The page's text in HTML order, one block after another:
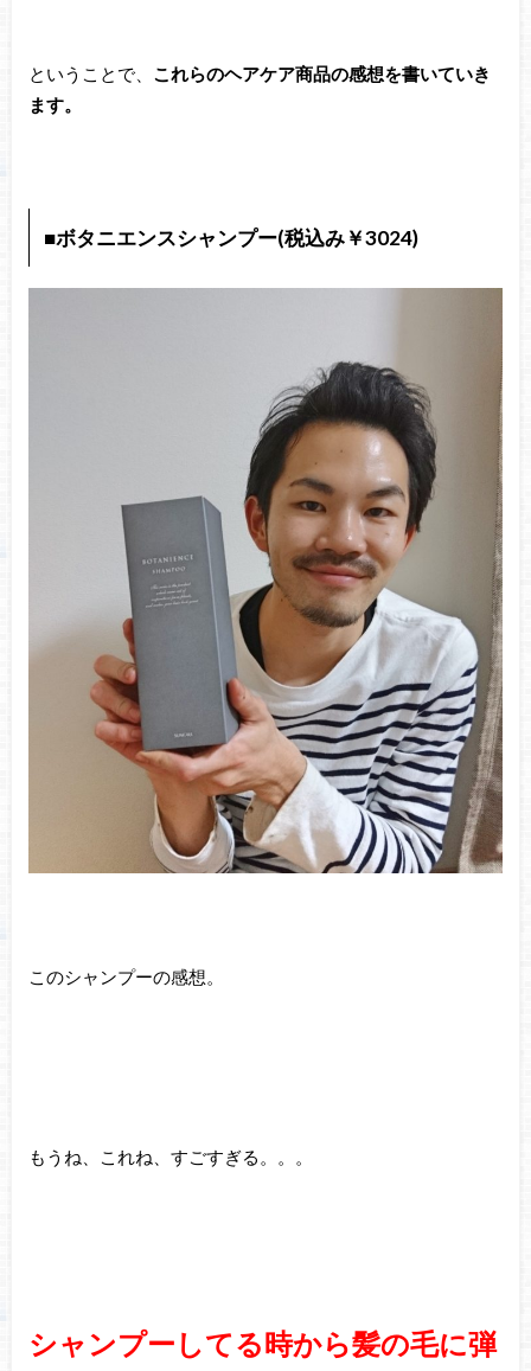
ということで、 これらのヘアケア商品の感想を書いていき
ます。
■ボタニエンスシャンプー(税込み￥3024)
このシャンプーの感想。
もうね、これね、すごすぎる。。。
シャンプーしてる時から髪の毛に弾